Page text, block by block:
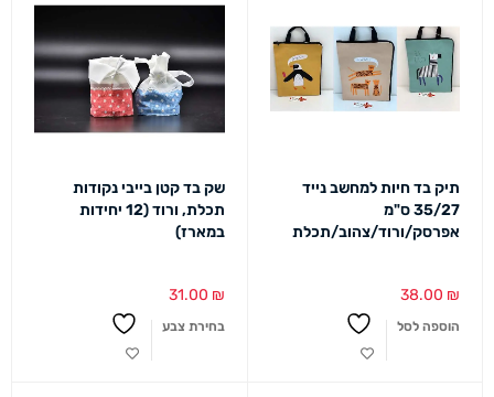
תיק בד חיות למחשב נייד
35/27 ס"מ
אפרסק/ורוד/צהוב/תכלת
38.00 ₪
הוספה לסל
שק בד קטן בייבי נקודות
תכלת, ורוד (12 יחידות
במארז)
31.00 ₪
בחירת צבע